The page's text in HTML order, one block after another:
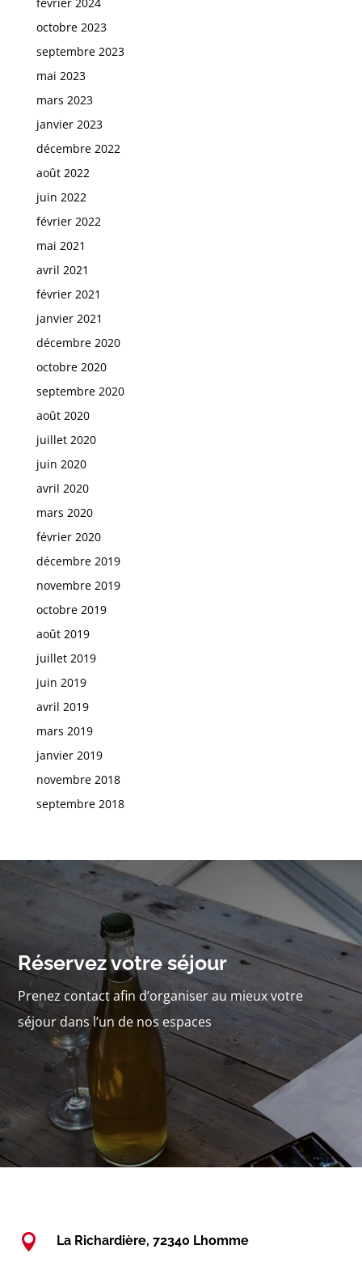
octobre 2023
septembre 2023
mai 2023
mars 2023
janvier 2023
décembre 2022
août 2022
juin 2022
février 2022
mai 2021
avril 2021
février 2021
janvier 2021
décembre 2020
octobre 2020
septembre 2020
août 2020
juillet 2020
juin 2020
avril 2020
mars 2020
février 2020
décembre 2019
novembre 2019
octobre 2019
août 2019
juillet 2019
juin 2019
avril 2019
mars 2019
janvier 2019
novembre 2018
septembre 2018
Réservez votre séjour
Prenez contact afin d’organiser au mieux votre
séjour dans l’un de nos espaces
 La Richardière, 72340 Lhomme